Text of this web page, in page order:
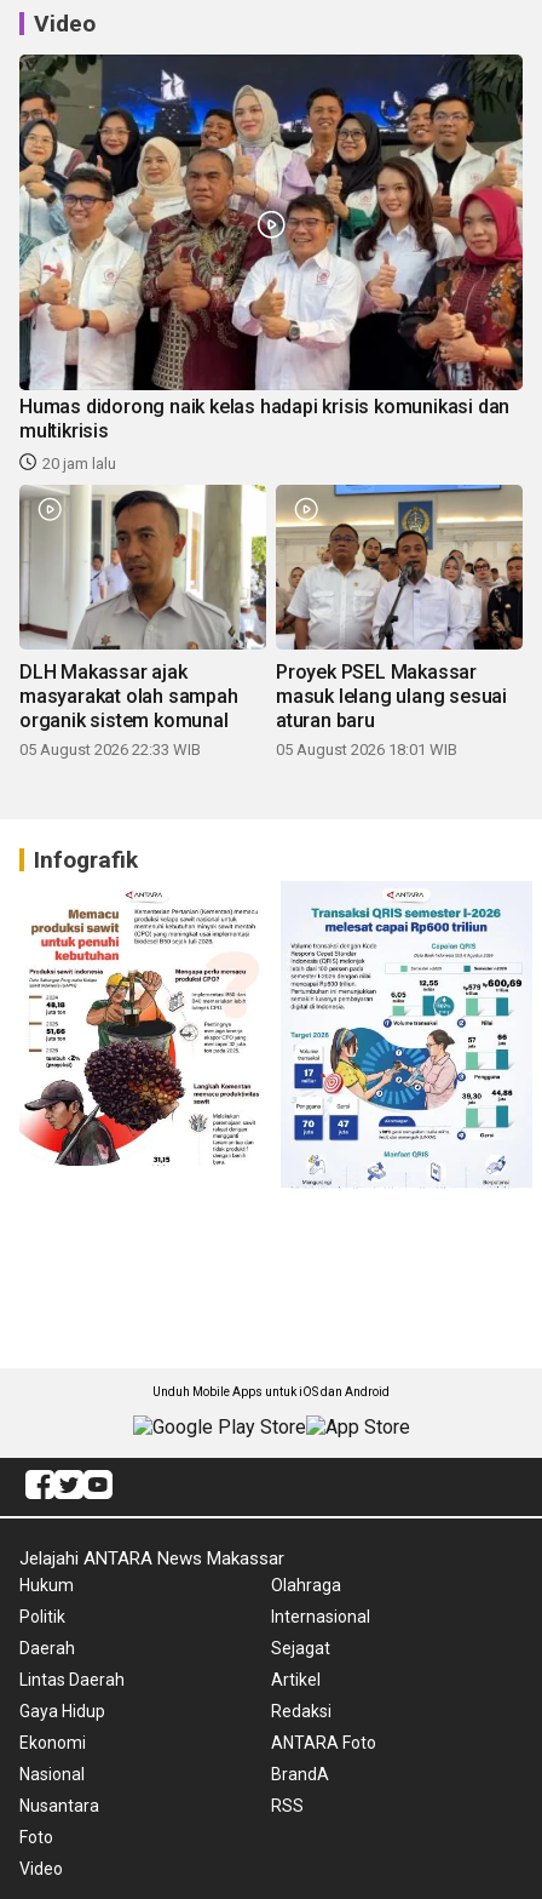
Video
Humas didorong naik kelas hadapi krisis komunikasi dan
multikrisis
20 jam lalu
DLH Makassar ajak
masyarakat olah sampah
organik sistem komunal
05 August 2026 22:33 WIB
Proyek PSEL Makassar
masuk lelang ulang sesuai
aturan baru
05 August 2026 18:01 WIB
Infografik
Unduh Mobile Apps untuk iOS dan Android
Jelajahi ANTARA News Makassar
Hukum
Politik
Daerah
Lintas Daerah
Gaya Hidup
Ekonomi
Nasional
Nusantara
Foto
Video
Olahraga
Internasional
Sejagat
Artikel
Redaksi
ANTARA Foto
BrandA
RSS